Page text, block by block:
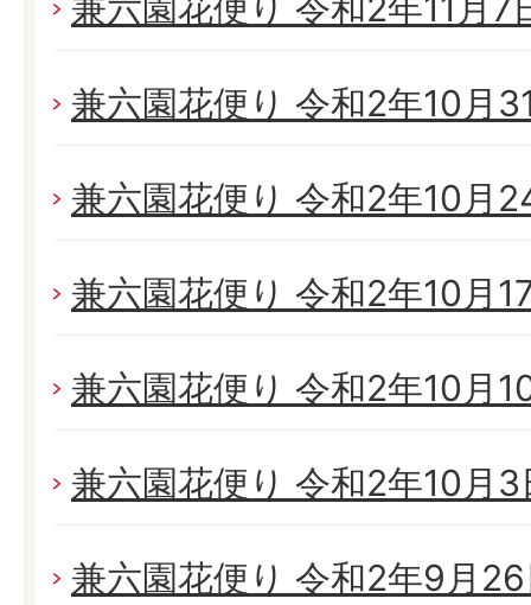
兼六園花便り 令和2年10月
兼六園花便り 令和2年10月
兼六園花便り 令和2年10月
兼六園花便り 令和2年10月
兼六園花便り 令和2年10月3
兼六園花便り 令和2年9月